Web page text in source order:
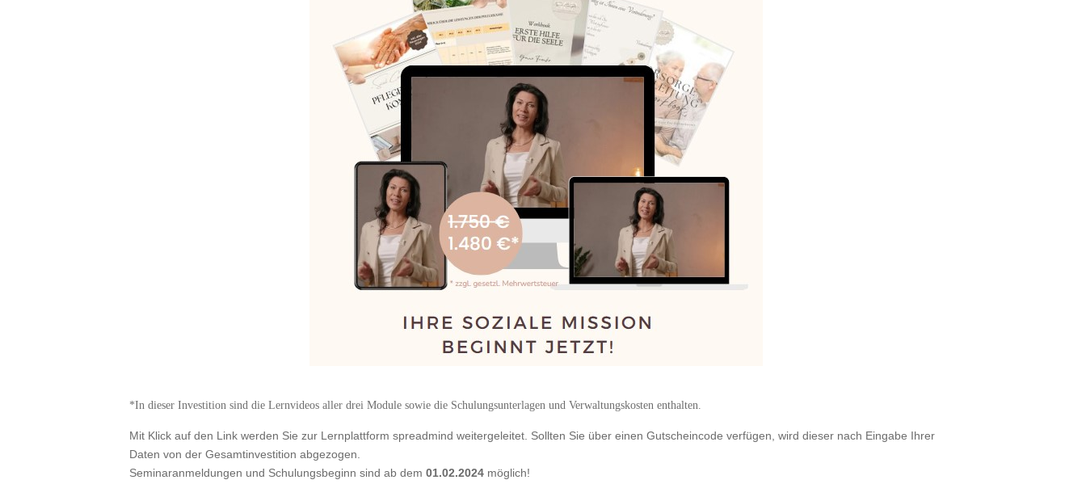
*In dieser Investition sind die Lernvideos aller drei Module sowie die Schulungsunterlagen und Verwaltungskosten enthalten.
Mit Klick auf den Link werden Sie zur Lernplattform spreadmind weitergeleitet. Sollten Sie über einen Gutscheincode verfügen, wird dieser nach Eingabe Ihrer
Daten von der Gesamtinvestition abgezogen.
Seminaranmeldungen und Schulungsbeginn sind ab dem 01.02.2024 möglich!